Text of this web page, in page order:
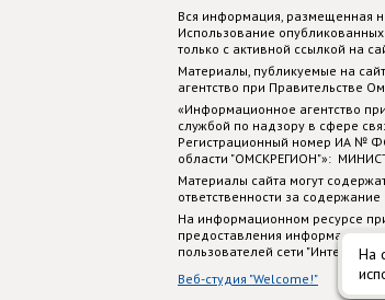
На
Вся информация, размещенная
Использование
только с активной ссылкой на
Материалы, публикуемые на
агентство при Правительстве
«Информационное агентство
службой по надзору в сфере
Регистрационный номер ИА №
области "ОМСКРЕГИОН"»:
Материалы сайта могут
ответственности за
На информационном ресурсе
предоставления информации
пользователей сети
Веб-студия "Welcome!"